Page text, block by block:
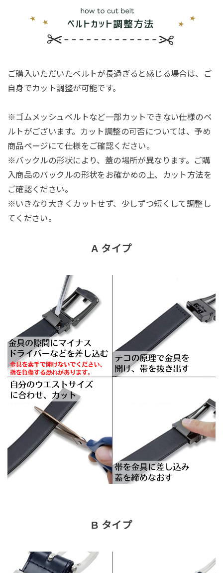
ご購入いただいたベルトが長過ぎると感じる場合は、ご
自身でカット調整が可能です。
※ゴムメッシュベルトなど一部カットできない仕様のベ
ルトがございます。カット調整の可否については、予め
商品ページにて仕様をご確認ください。
※バックルの形状により、蓋の場所が異なります。ご購
入商品のバックルの形状をお確かめの上、カット方法を
ご確認ください。
※いきなり大きくカットせず、少しずつ短くして調整し
てください。
A タイプ
B タイプ